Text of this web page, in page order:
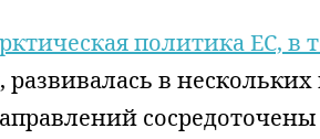
политика ЕС, в
, развивалась в
сосредоточены